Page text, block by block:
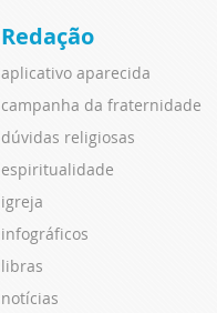
Redação
aplicativo aparecida
campanha da fraternidade
dúvidas religiosas
espiritualidade
igreja
infográficos
libras
notícias